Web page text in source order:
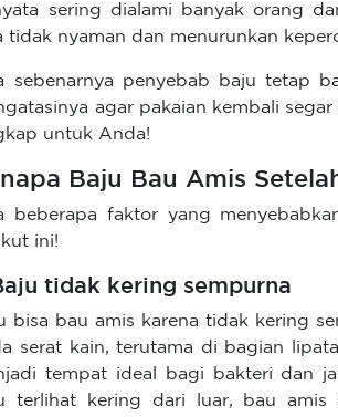
sering dialami banyak orang
tidak nyaman dan menurunkan
sebenarnya penyebab baju tetap
agar pakaian kembali
untuk Anda!
Baju Bau Amis
beberapa faktor yang
ini!
tidak kering sempurna
bisa bau amis karena tidak kering
serat kain, terutama di bagian
tempat ideal bagi bakteri dan
terlihat kering dari luar, bau